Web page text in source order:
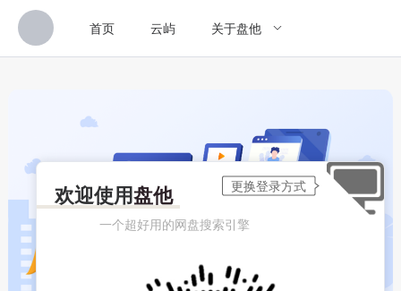
首页 云屿 关于盘他
欢迎使用盘他
一个超好用的网盘搜索引擎